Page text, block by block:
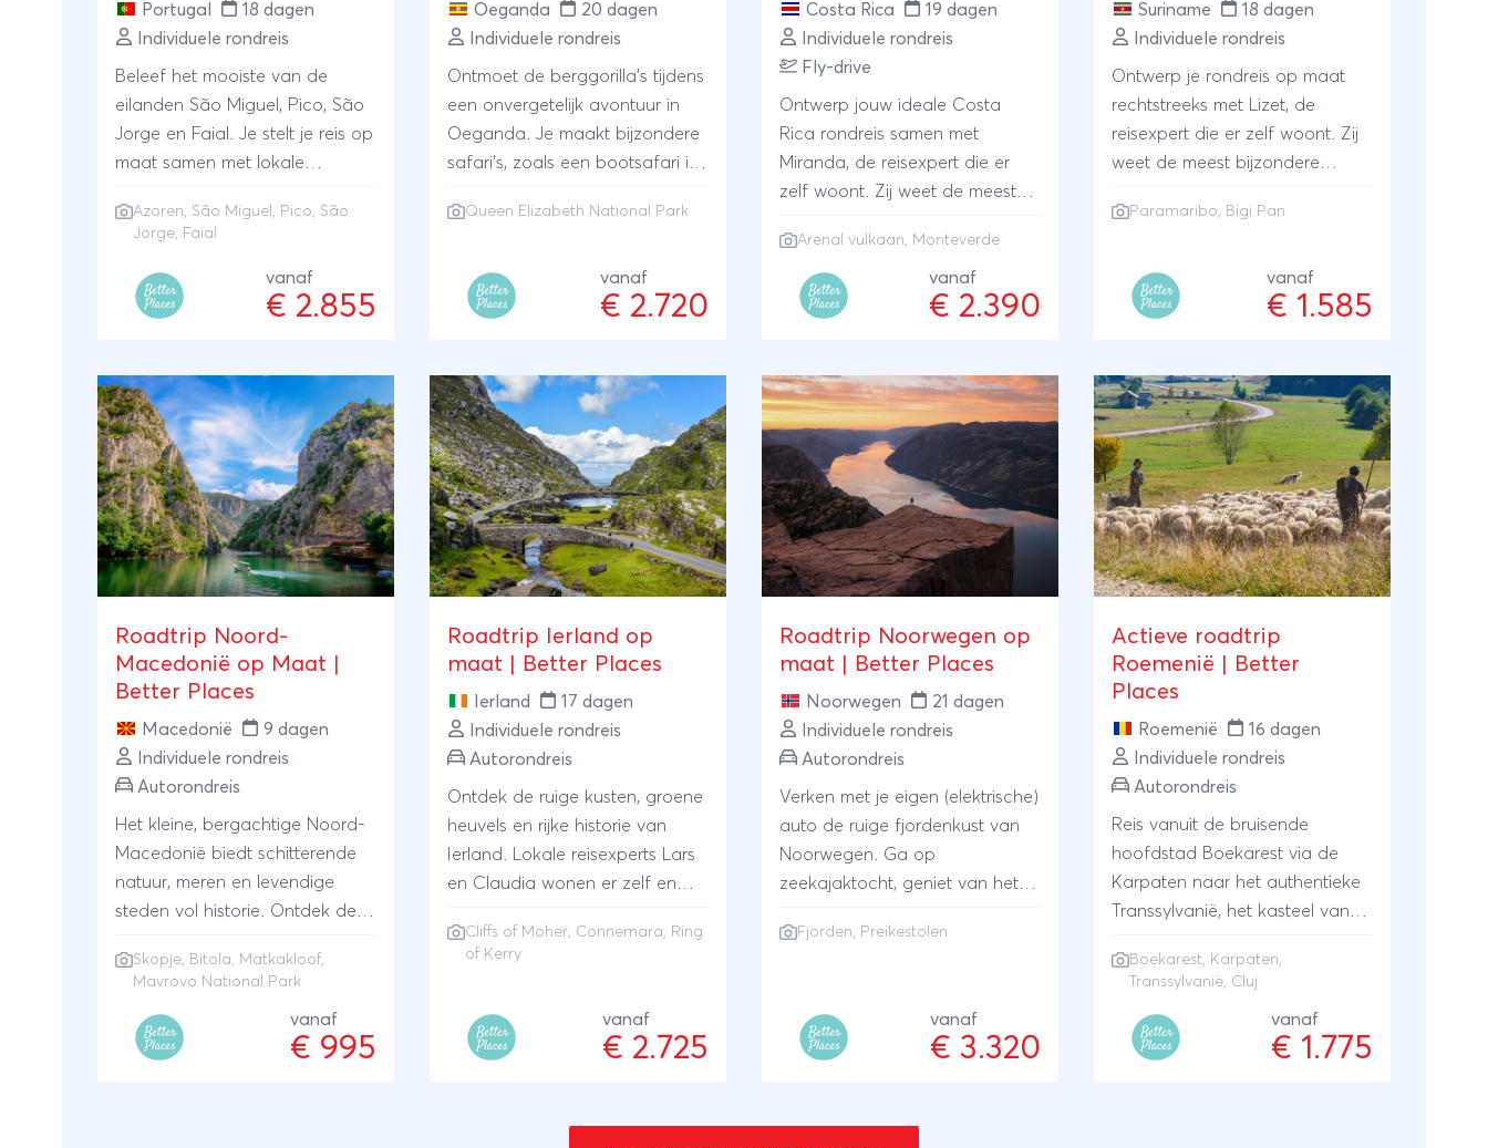
Portugal
18 dagen
Individuele rondreis
Beleef het mooiste van de
eilanden São Miguel, Pico, São
Jorge en Faial. Je stelt je reis op
maat samen met lokale
echt bijzondere ervaringen en
Maak een kajaktocht over de
kratermeren op São Miguel,
spotten op Faial. ANVR/SGR
Azoren, São Miguel, Pico, São
Jorge, Faial
vanaf
€ 2.855
Oeganda
20 dagen
Individuele rondreis
Ontmoet de berggorilla's tijdens
een onvergetelijk avontuur in
Oeganda. Je maakt bijzondere
safari's, zoals een bootsafari in
en staat samen met een ranger
Ook maak je kennis met de vele
lokale culturen in het land. Je
die er zelf woont en de echt
bijzondere ervaringen voor je
weet te vinden. ANVR/SGR
Queen Elizabeth National Park
vanaf
€ 2.720
Costa Rica
19 dagen
Individuele rondreis
Fly-drive
Ontwerp jouw ideale Costa
Rica rondreis samen met
Miranda, de reisexpert die er
zelf woont. Zij weet de meest
voor je te vinden. Bezoek het
nevelwoud van Monteverde,
bewonder de Arenal vulkaan,
ANVR/SGR
Arenal vulkaan, Monteverde
vanaf
€ 2.390
Suriname
18 dagen
Individuele rondreis
Ontwerp je rondreis op maat
rechtstreeks met Lizet, de
reisexpert die er zelf woont. Zij
weet de meest bijzondere
voor je te vinden. Ga op pad in
natuurreservaat Bigi Pan. Ook
maak je kennis met de
ANVR/SGR
Paramaribo, Bigi Pan
vanaf
€ 1.585
Roadtrip Noord-
Macedonië op Maat |
Better Places
Macedonië
9 dagen
Individuele rondreis
Autorondreis
Het kleine, bergachtige Noord-
Macedonië biedt schitterende
natuur, meren en levendige
steden vol historie. Ontdek de
door de Matkakloof en het
de lokale keuken. Je verblijft in
kleinschalige en lokale
Skopje, Bitola, Matkakloof,
Mavrovo National Park
vanaf
€ 995
Roadtrip Ierland op
maat | Better Places
Ierland
17 dagen
Individuele rondreis
Autorondreis
Ontdek de ruige kusten, groene
heuvels en rijke historie van
Ierland. Lokale reisexperts Lars
en Claudia wonen er zelf en
accommodaties voor je te
Ring of Kerry. Maar verken ook
de minder bekende plekken met
Cliffs of Moher, Connemara, Ring
of Kerry
vanaf
€ 2.725
Roadtrip Noorwegen op
maat | Better Places
Noorwegen
21 dagen
Individuele rondreis
Autorondreis
Verken met je eigen (elektrische)
auto de ruige fjordenkust van
Noorwegen. Ga op
zeekajaktocht, geniet van het
Preikestolen en verblijf in lokale
Tom woont zelf in Noorwegen
stelt jouw ideale rondreis
Fjorden, Preikestolen
vanaf
€ 3.320
Actieve roadtrip
Roemenië | Better
Places
Roemenië
16 dagen
Individuele rondreis
Autorondreis
Reis vanuit de bruisende
hoofdstad Boekarest via de
Karpaten naar het authentieke
Transsylvanië, het kasteel van
zoals Cluj. Verblijf in
maak een kajaktocht en ga op
bizonsafari met een
Boekarest, Karpaten,
Transsylvanië, Cluj
vanaf
€ 1.775